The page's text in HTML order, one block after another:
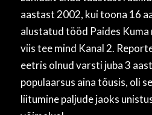
aastast 2002, kui toona 16
alustatud tööd Paides
viis tee mind Kanal 2.
eetris olnud varsti juba 3
populaarsus aina tõusis, oli
liitumine paljude jaoks